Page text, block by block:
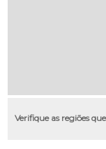
Verifique as regiões